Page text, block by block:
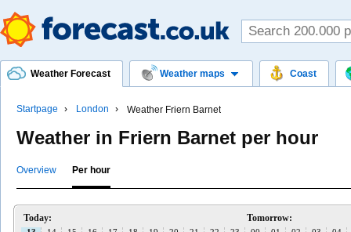
Weather Forecast Weather maps Coast
Startpage London Weather Friern Barnet
Weather in Friern Barnet per hour
Overview Per hour
Today: Tomorrow: